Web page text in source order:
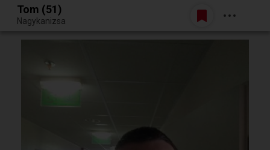
Egy jó randiból bármi lehet.
Belépés
Tom (51)
Nagykanizsa